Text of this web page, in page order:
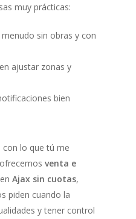
muy prácticas:
sin obras y con
ajustar zonas y
bien
con lo que tú me
ofrecemosventa e
Ajax sin cuotas,
piden cuando la
y tener control